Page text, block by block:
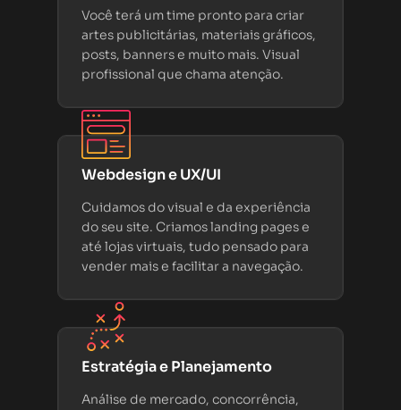
Você terá um time pronto para criar
artes publicitárias, materiais gráficos,
posts, banners e muito mais. Visual
profissional que chama atenção.
Webdesign e UX/UI
Cuidamos do visual e da experiência
do seu site. Criamos landing pages e
até lojas virtuais, tudo pensado para
vender mais e facilitar a navegação.
Estratégia e Planejamento
Análise de mercado, concorrência,